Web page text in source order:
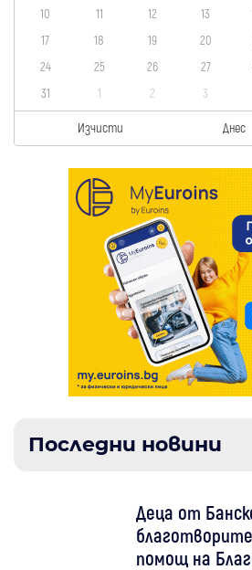
10 11 12 13
17
18 19 20
24
25 26 27
31
1 2 3
Изчисти Днес
Последни новини
Деца от
помощ на